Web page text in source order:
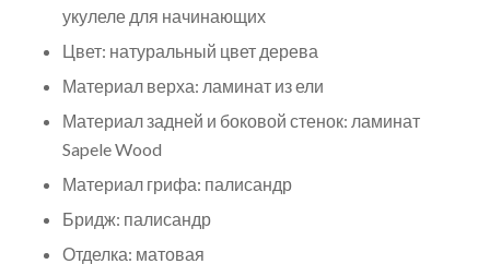
укулеле для начинающих
Цвет: натуральный цвет дерева
Материал верха: ламинат из ели
Материал задней и боковой стенок: ламинат
Sapele Wood
Материал грифа: палисандр
Бридж: палисандр
Отделка: матовая